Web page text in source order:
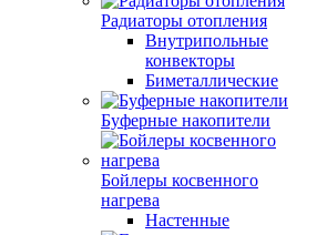
Радиаторы отопления
Внутрипольные
конвекторы
Биметаллические
Буферные накопители
Бойлеры косвенного
нагрева
Настенные